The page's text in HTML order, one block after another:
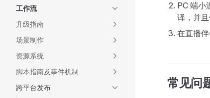
工作流
升级指南
场景制作
资源系统
脚本指南及事件机制
跨平台发布
PC 端小
译，并
在直播
常见问